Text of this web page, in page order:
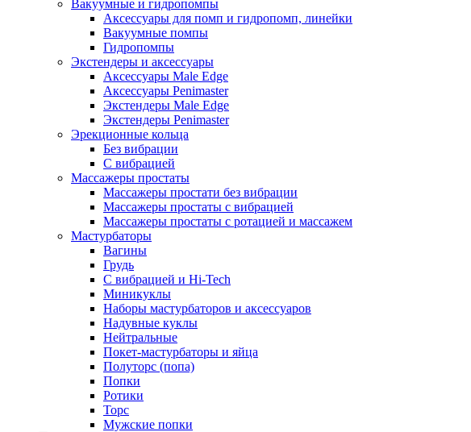
Вакуумные и гидропомпы
Аксессуары для помп и гидропомп, линейки
Вакуумные помпы
Гидропомпы
Экстендеры и аксессуары
Аксессуары Male Edge
Аксессуары Penimaster
Экстендеры Male Edge
Экстендеры Penimaster
Эрекционные кольца
Без вибрации
С вибрацией
Массажеры простаты
Массажеры простати без вибрации
Массажеры простаты с вибрацией
Массажеры простаты с ротацией и массажем
Мастурбаторы
Вагины
Грудь
С вибрацией и Hi-Tech
Миникуклы
Наборы мастурбаторов и аксессуаров
Надувные куклы
Нейтральные
Покет-мастурбаторы и яйца
Полуторс (попа)
Попки
Ротики
Торс
Мужские попки